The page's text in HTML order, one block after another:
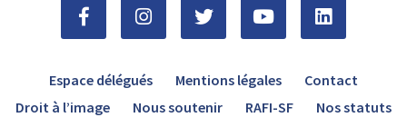
Espace délégués Mentions légales
Contact
Droit à l’image
Nous soutenir RAFI-SF Nos statuts